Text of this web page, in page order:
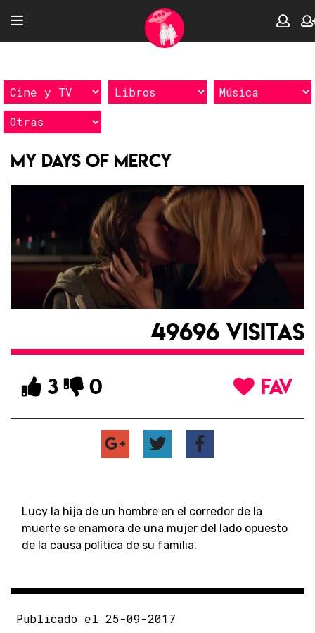
My Days of Mercy
49696 VISITAS
3 0 FAV
Lucy la hija de un hombre en el corredor de la
muerte se enamora de una mujer del lado opuesto
de la causa política de su familia.
Publicado el 25-09-2017